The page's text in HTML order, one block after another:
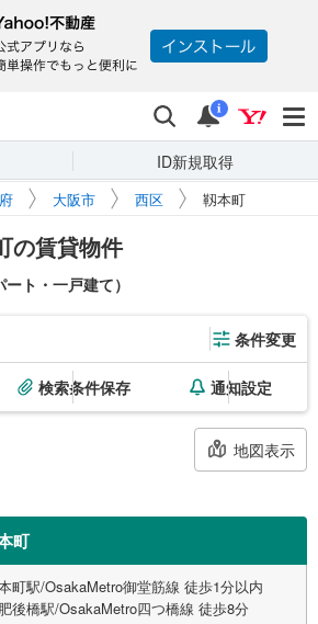
検索 通知
i
ID新規取得
大阪市 西区 靱本町
の賃貸物件
ト・一戸建て）
条件変更
検索条件保存 通知設定
地図表示
町
町駅/OsakaMetro御堂筋線 徒歩1分以内
肥後橋駅/OsakaMetro四つ橋線 徒歩8分